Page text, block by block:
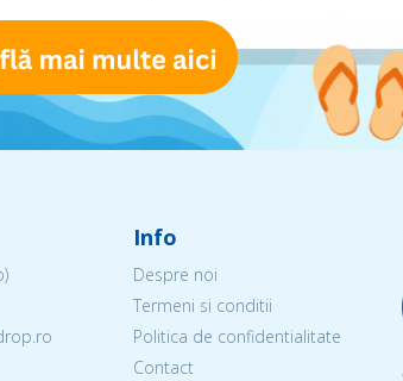
Info
Despre noi
Termeni si conditii
Politica de confidentialitate
Contact